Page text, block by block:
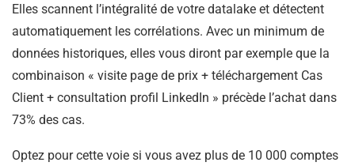
Elles scannent l’intégralité de votre datalake et détectent
automatiquement les corrélations. Avec un minimum de
données historiques, elles vous diront par exemple que la
combinaison « visite page de prix + téléchargement Cas
Client + consultation profil LinkedIn » précède l’achat dans
73% des cas.
Optez pour cette voie si vous avez plus de 10 000 comptes